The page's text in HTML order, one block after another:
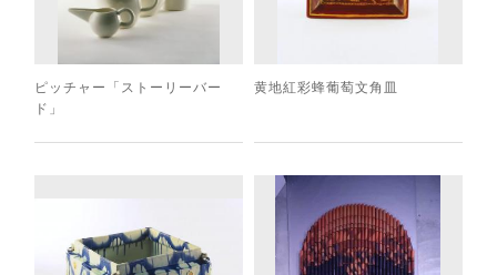
ピッチャー「ストーリーバー
ド」
黄地紅彩蜂葡萄文角皿